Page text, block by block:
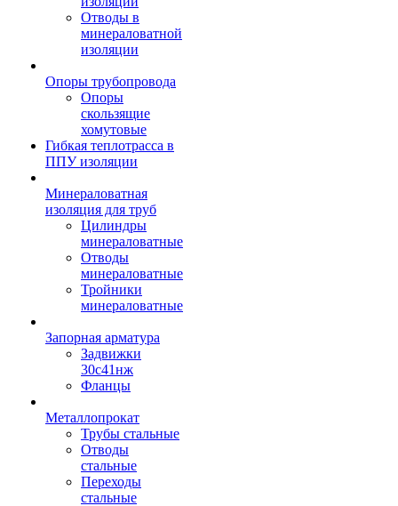
Отводы в
минераловатной
изоляции
Опоры трубопровода
Опоры
скользящие
хомутовые
Гибкая теплотрасса в
ППУ изоляции
Минераловатная
изоляция для труб
Цилиндры
минераловатные
Отводы
минераловатные
Тройники
минераловатные
Запорная арматура
Задвижки
30с41нж
Фланцы
Металлопрокат
Трубы стальные
Отводы
стальные
Переходы
стальные